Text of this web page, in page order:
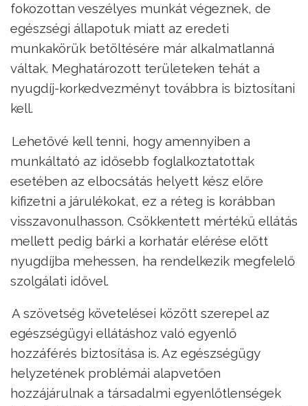
fokozottan veszélyes munkát végeznek, de
egészségi állapotuk miatt az eredeti
munkakörük betöltésére már alkalmatlanná
váltak. Meghatározott területeken tehát a
nyugdíj-korkedvezményt továbbra is biztosítani
kell.
Lehetővé kell tenni, hogy amennyiben a
munkáltató az idősebb foglalkoztatottak
esetében az elbocsátás helyett kész előre
kifizetni a járulékokat, ez a réteg is korábban
visszavonulhasson. Csökkentett mértékű ellátás
mellett pedig bárki a korhatár elérése előtt
nyugdíjba mehessen, ha rendelkezik megfelelő
szolgálati idővel.
A szövetség követelései között szerepel az
egészségügyi ellátáshoz való egyenlő
hozzáférés biztosítása is. Az egészségügy
helyzetének problémái alapvetően
hozzájárulnak a társadalmi egyenlőtlenségek